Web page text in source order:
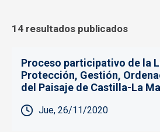
14 resultados publicados
Proceso participativo de la
Protección, Gestión,
del Paisaje de Castilla-La
Jue, 26/11/2020